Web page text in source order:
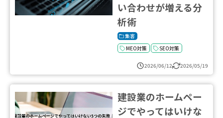
い合わせが増える分
析術
集客
MEO対策
SEO対策
2026/06/12 2026/05/19
建設業のホームペー
ジでやってはいけな